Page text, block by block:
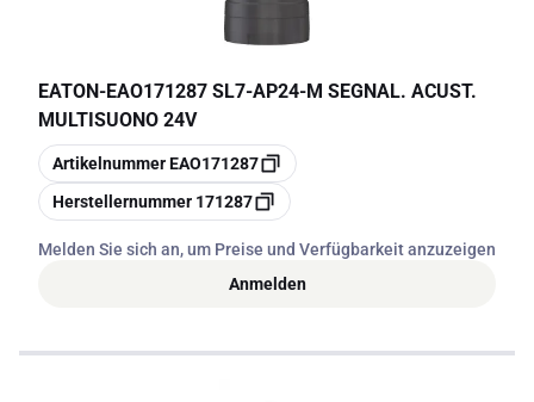
EATON-EAO171287 SL7-AP24-M SEGNAL. ACUST.
MULTISUONO 24V
Kopieren
ArtikelnummerEAO171287
Kopieren
Herstellernummer 171287
Melden Sie sich an, um Preise und Verfügbarkeit anzuzeigen
Anmelden